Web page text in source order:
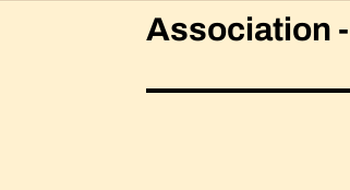
Association